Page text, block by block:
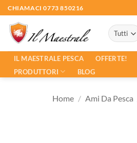
Salta
ai
contenuti
CHIAMACI 0773 850216
IL MAESTRALE PESCA OFFERTE!
PRODUTTORI
BLOG
Home / Ami Da Pesca